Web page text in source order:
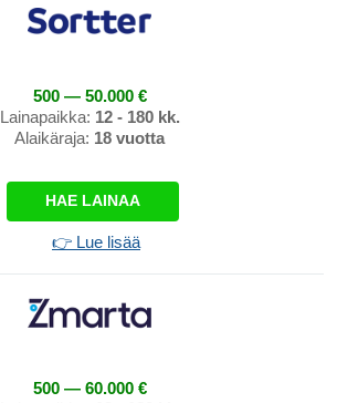
500 — 50.000 €
Lainapaikka: 12 - 180 kk.
Alaikäraja: 18 vuotta
HAE LAINAA
👉 Lue lisää
500 — 60.000 €